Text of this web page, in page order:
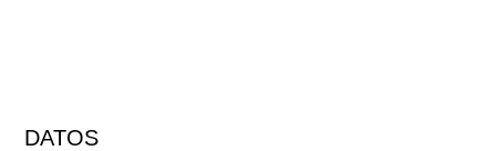
DATOS